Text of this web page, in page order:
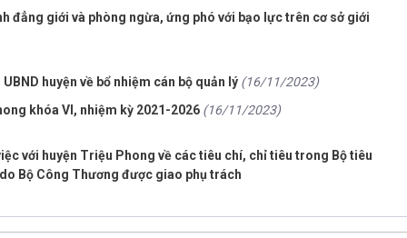
đẳng giới và phòng ngừa, ứng phó với bạo lực trên cơ sở giới
huyện về bổ nhiệm cán bộ quản lý (16/11/2023)
khóa VI, nhiệm kỳ 2021-2026 (16/11/2023)
với huyện Triệu Phong về các tiêu chí, chỉ tiêu trong Bộ tiêu
Bộ Công Thương được giao phụ trách